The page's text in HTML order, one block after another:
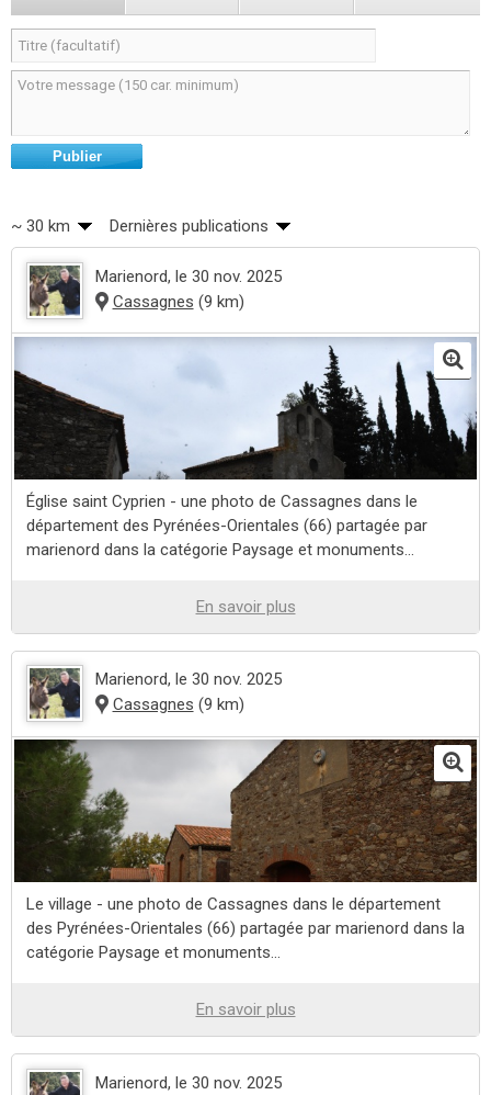
Publier
~ 30 km Dernières publications
Marienord, le 30 nov. 2025
Cassagnes (9 km)
Église saint Cyprien - une photo de Cassagnes dans le
département des Pyrénées-Orientales (66) partagée par
marienord dans la catégorie Paysage et monuments...
En savoir plus
Marienord, le 30 nov. 2025
Cassagnes (9 km)
Le village - une photo de Cassagnes dans le département
des Pyrénées-Orientales (66) partagée par marienord dans la
catégorie Paysage et monuments...
En savoir plus
Marienord, le 30 nov. 2025